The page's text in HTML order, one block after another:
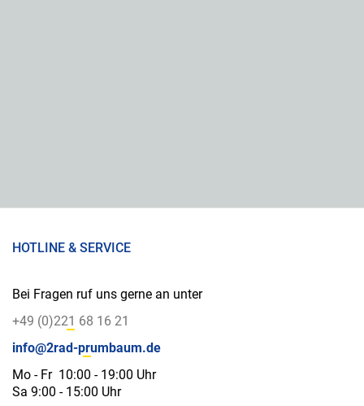
HOTLINE & SERVICE
Bei Fragen ruf uns gerne an unter
+49 (0)221 68 16 21
info@2rad-prumbaum.de
Mo - Fr 10:00 - 19:00 Uhr
Sa 9:00 - 15:00 Uhr